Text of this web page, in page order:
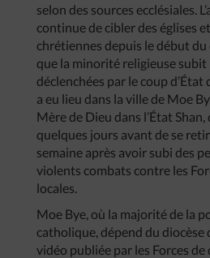
selon des sources ecclésiales.
continue de cibler des églises
chrétiennes depuis le début
que la minorité religieuse subit
déclenchées par le coup d’État
a eu lieu dans la ville de Moe
Mère de Dieu dans l’État Shan,
quelques jours avant de se
semaine après avoir subi des
violents combats contre les
locales.
Moe Bye, où la majorité de la
catholique, dépend du diocèse
vidéo publiée par les Forces